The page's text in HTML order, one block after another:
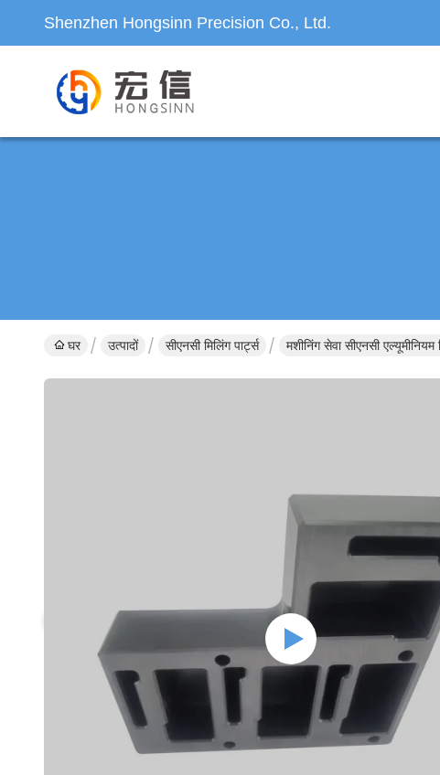
Shenzhen Hongsinn Precision Co., Ltd.
घर उत्पादों सीएनसी मिलिंग पार्ट्स मशीनिंग सेवा सीएनसी